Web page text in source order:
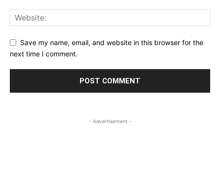
Save my name, email, and website in this browser for the
next time I comment.
- Advertisement -